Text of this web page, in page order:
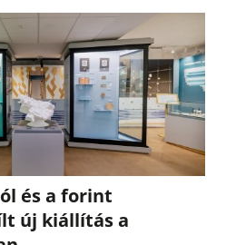
és a forint
új kiállítás a